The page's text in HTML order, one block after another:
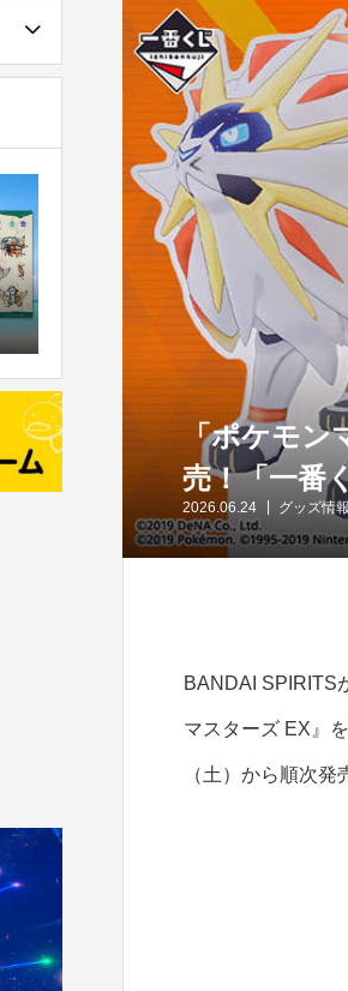
「ポケモ
売！「一番
2026.06.24 グッズ情報
BANDAI SPIRITS
マスターズ EX』
（土）から順次発